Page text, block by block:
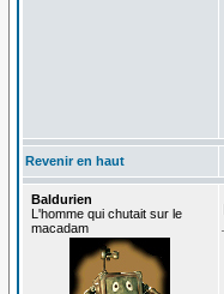
Revenir en haut
Baldurien
L'homme qui chutait sur le
macadam